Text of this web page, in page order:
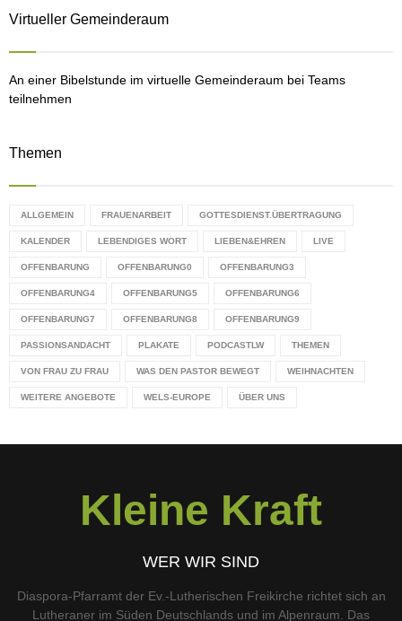
Virtueller Gemeinderaum
An einer Bibelstunde im virtuelle Gemeinderaum bei Teams
teilnehmen
Themen
ALLGEMEIN FRAUENARBEIT GOTTESDIENST.ÜBERTRAGUNG
KALENDER LEBENDIGES WORT LIEBEN&EHREN LIVE
OFFENBARUNG OFFENBARUNG0 OFFENBARUNG3
OFFENBARUNG4 OFFENBARUNG5 OFFENBARUNG6
OFFENBARUNG7 OFFENBARUNG8 OFFENBARUNG9
PASSIONSANDACHT PLAKATE PODCASTLW THEMEN
VON FRAU ZU FRAU WAS DEN PASTOR BEWEGT WEIHNACHTEN
WEITERE ANGEBOTE WELS-EUROPE ÜBER UNS
Kleine Kraft
WER WIR SIND
Diaspora-Pfarramt der Ev.-Lutherischen Freikirche richtet sich an
Lutheraner im Süden Deutschlands und im Alpenraum. Das